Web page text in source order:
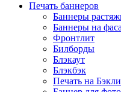
Печать баннеров
Баннеры
Баннеры на
Фронтлит
Билборды
Блэкаут
Блэкбэк
Печать на